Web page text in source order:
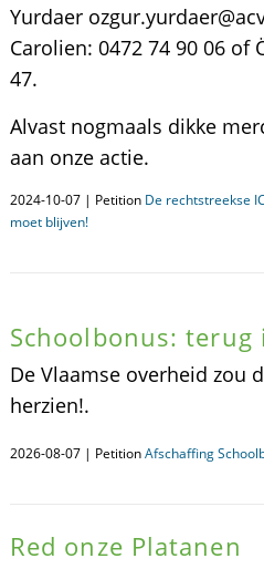
Yurdaer
Carolien: 0472 74 90 06 of
47.
Alvast nogmaals dikke
aan onze actie.
2024-10-07 | Petition De rechtstreekse
moet blijven!
Schoolbonus: terug
De Vlaamse overheid zou
herzien!.
2026-08-07 | PetitionAfschaffing
Red onze Platanen